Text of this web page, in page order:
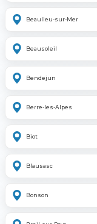
Beaulieu-sur-Mer
Beausoleil
Bendejun
Berre-les-Alpes
Biot
Blausasc
Bonson